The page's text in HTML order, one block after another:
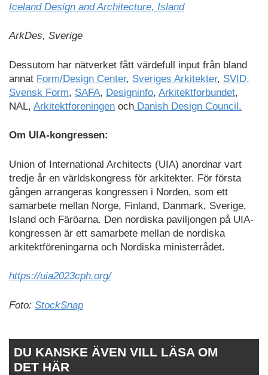
Iceland Design and Architecture, Island
ArkDes, Sverige
Dessutom har nätverket fått värdefull input från bland
annat Form/Design Center, Sveriges Arkitekter, SVID,
Svensk Form, SAFA, Designinfo, Arkitektforbundet,
NAL, Arkitektforeningen och Danish Design Council.
Om UIA-kongressen:
Union of International Architects (UIA) anordnar vart
tredje år en världskongress för arkitekter. För första
gången arrangeras kongressen i Norden, som ett
samarbete mellan Norge, Finland, Danmark, Sverige,
Island och Färöarna. Den nordiska paviljongen på UIA-
kongressen är ett samarbete mellan de nordiska
arkitektföreningarna och Nordiska ministerrådet.
https://uia2023cph.org/
Foto: StockSnap
DU KANSKE ÄVEN VILL LÄSA OM
DET HÄR